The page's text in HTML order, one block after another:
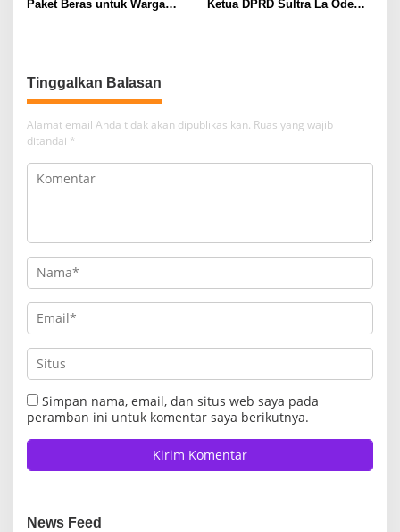
Paket Beras untuk Warga
Ketua DPRD Sultra La Ode
Tinggalkan Balasan
Alamat email Anda tidak akan dipublikasikan. Ruas yang wajib
ditandai *
Simpan nama, email, dan situs web saya pada
peramban ini untuk komentar saya berikutnya.
News Feed